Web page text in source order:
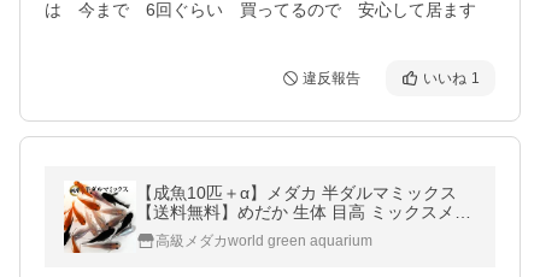
は　今まで　6回ぐらい　買ってるので　安心して居ます
違反報告 いいね 1
【成魚10匹＋α】メダカ 半ダルマミックス
【送料無料】めだか 生体 目高 ミックスメダ
カ ダルマメダカ ミジンコ ゾウリムシ PSBと
同梱可能
高級メダカworld green aquarium